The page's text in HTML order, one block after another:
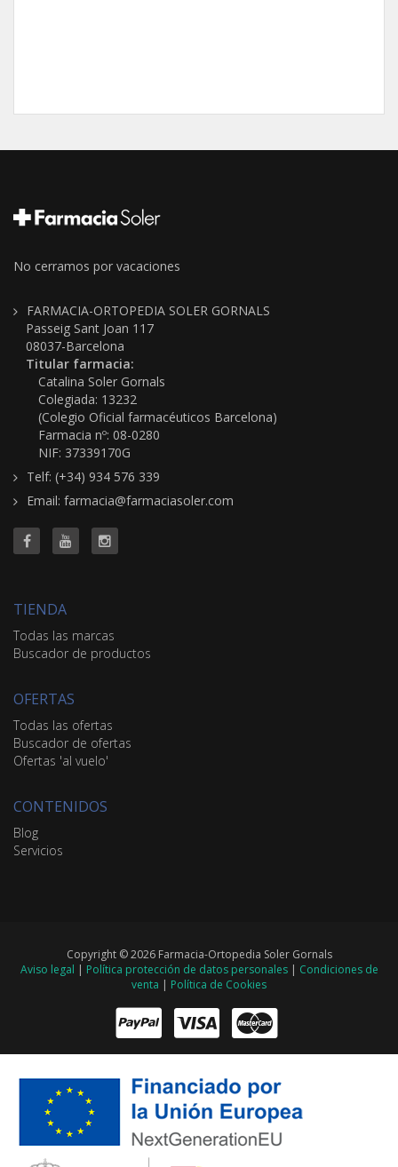
No cerramos por vacaciones
FARMACIA-ORTOPEDIA SOLER GORNALS
Passeig Sant Joan 117
08037-Barcelona
Titular farmacia:
Catalina Soler Gornals
Colegiada: 13232
(Colegio Oficial farmacéuticos Barcelona)
Farmacia nº: 08-0280
NIF: 37339170G
Telf: (+34) 934 576 339
Email: farmacia@farmaciasoler.com
TIENDA
Todas las marcas
Buscador de productos
OFERTAS
Todas las ofertas
Buscador de ofertas
Ofertas 'al vuelo'
CONTENIDOS
Blog
Servicios
Copyright © 2026 Farmacia-Ortopedia Soler Gornals
Aviso legal | Política protección de datos personales| Condiciones de
venta | Política de Cookies